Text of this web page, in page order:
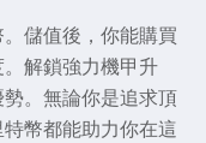
儲值後，你能購買
解鎖強力機甲升
。無論你是追求頂
幣都能助力你在這